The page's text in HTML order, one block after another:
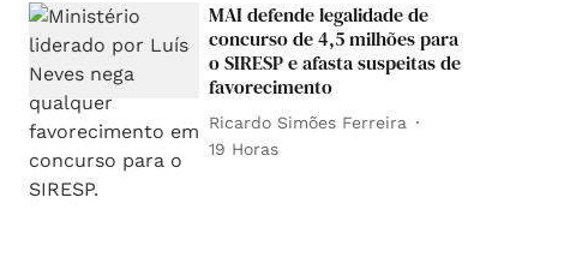
MAI defende legalidade de
concurso de 4,5 milhões para
o SIRESP e afasta suspeitas de
favorecimento
Ricardo Simões Ferreira
19 Horas